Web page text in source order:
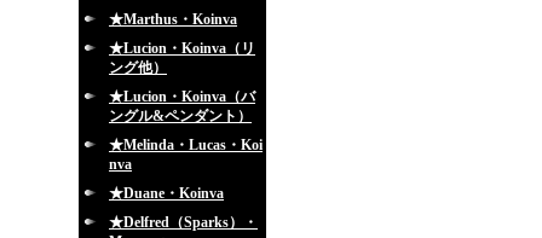
★Marthus・Koinva
★Lucion・Koinva（リ
ング他）
★Lucion・Koinva（バ
ングル&ペンダント）
★Melinda・Lucas・Koi
nva
★Duane・Koinva
★Delfred（Sparks）・